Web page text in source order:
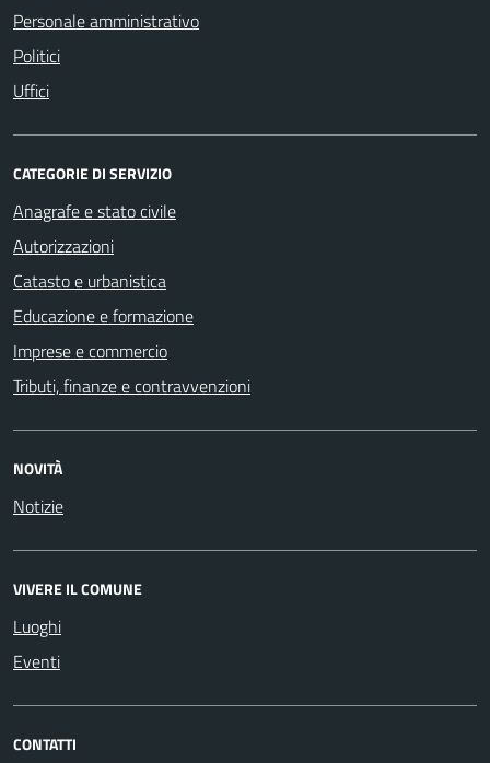
Personale amministrativo
Politici
Uffici
CATEGORIE DI SERVIZIO
Anagrafe e stato civile
Autorizzazioni
Catasto e urbanistica
Educazione e formazione
Imprese e commercio
Tributi, finanze e contravvenzioni
NOVITÀ
Notizie
VIVERE IL COMUNE
Luoghi
Eventi
CONTATTI